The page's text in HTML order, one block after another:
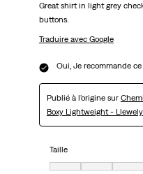
Great shirt in light grey
buttons.
Traduire avec Google
Oui, Je recommande
Publié à l'origine sur
Boxy Lightweight -
Taille
Taille, 5 sur 7, où 1 est